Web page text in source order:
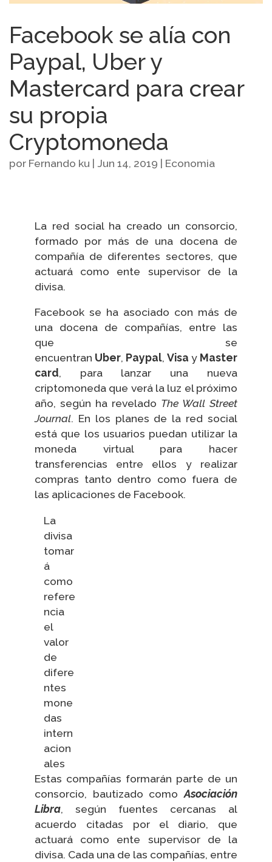
Facebook se alía con
Paypal, Uber y
Mastercard para crear
su propia
Cryptomoneda
por Fernando ku | Jun 14, 2019 | Economia
La red social ha creado un consorcio,
formado por más de una docena de
compañía de diferentes sectores, que
actuará como ente supervisor de la
divisa.
Facebook se ha asociado con más de
una docena de compañías, entre las
que se
encuentran Uber, Paypal,Visay Master
card, para lanzar una nueva
criptomoneda que verá la luz el próximo
año, según ha revelado The Wall Street
Journal. En los planes de la red social
está que los usuarios puedan utilizar la
moneda virtual para hacer
transferencias entre ellos y realizar
compras tanto dentro como fuera de
las aplicaciones de Facebook.
La
divisa
tomar
á
como
refere
ncia
el
valor
de
difere
ntes
mone
das
intern
acion
ales
Estas compañías formarán parte de un
consorcio, bautizado comoAsociación
Libra, según fuentes cercanas al
acuerdo citadas por el diario, que
actuará como ente supervisor de la
divisa. Cada una de las compañías, entre